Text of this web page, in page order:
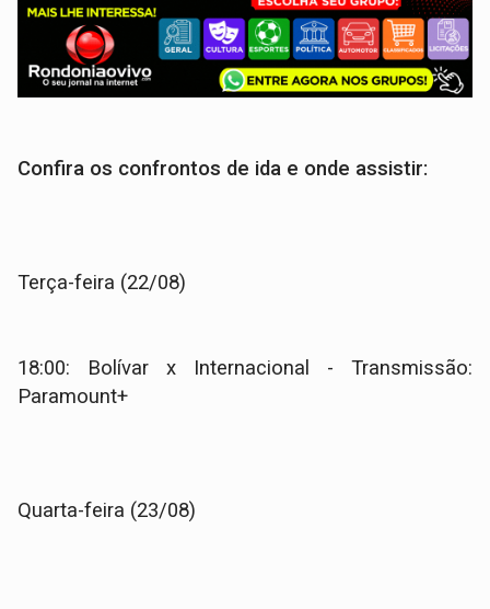
Confira os confrontos de ida e onde assistir:
Terça-feira (22/08)
18:00: Bolívar x Internacional - Transmissão:
Paramount+
Quarta-feira (23/08)